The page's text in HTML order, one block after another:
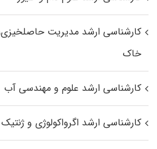
کارشناسی ارشد مدیریت
خاک
کارشناسی ارشد علوم و مهندسی آب
کارشناسی ارشد اگرواکولوژی و